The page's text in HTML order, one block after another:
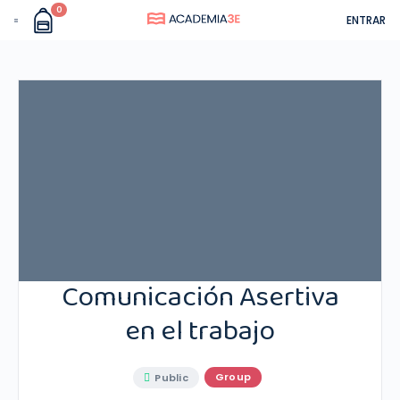
0
ENTRAR
Comunicación Asertiva
en el trabajo
Public Group